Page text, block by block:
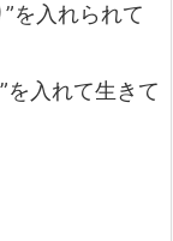
を入れられて
を入れて生きて